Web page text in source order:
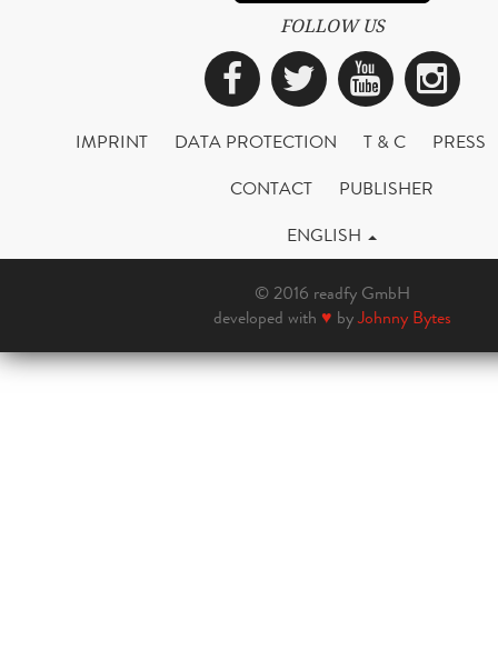
FOLLOW US
Facebook
Twitter
IMPRINT DATA PROTECTION T & C
PRESS
CONTACT
PUBLISHER
ENGLISH
© 2016 readfy GmbH
developed with ♥ byJohnny Bytes